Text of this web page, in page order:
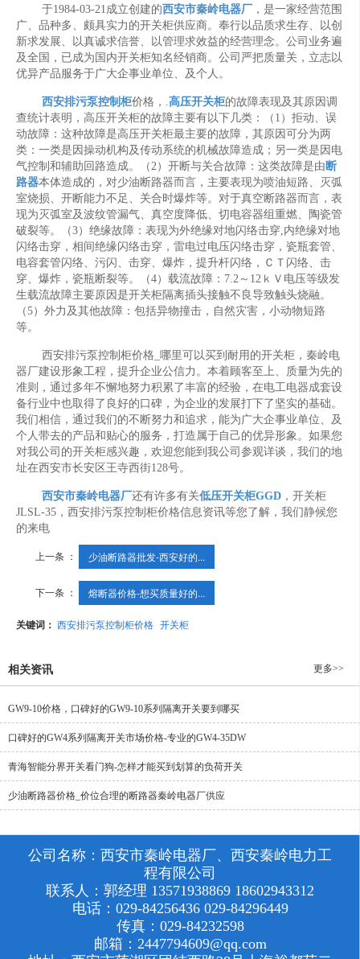
于1984-03-21成立创建的西安市秦岭电器厂，是一家经营范围
广、品种多、颇具实力的开关柜供应商。奉行以品质求生存、以创
新求发展、以真诚求信誉、以管理求效益的经营理念。公司业务遍
及全国，已成为国内开关柜知名经销商。公司严把质量关，立志以
优异产品服务于广大企事业单位、及个人。
西安排污泵控制柜价格，.高压开关柜的故障表现及其原因调
查统计表明，高压开关柜的故障主要有以下几类：（1）拒动、误
动故障：这种故障是高压开关柜最主要的故障，其原因可分为两
类：一类是因操动机构及传动系统的机械故障造成；另一类是因电
气控制和辅助回路造成。（2）开断与关合故障：这类故障是由 断
路器本体造成的，对少油断路器而言，主要表现为喷油短路、灭弧
室烧损、开断能力不足、关合时爆炸等。对于真空断路器而言，表
现为灭弧室及波纹管漏气、真空度降低、切电容器组重燃、陶瓷管
破裂等。（3）绝缘故障：表现为外绝缘对地闪络击穿,内绝缘对地
闪络击穿，相间绝缘闪络击穿，雷电过电压闪络击穿，瓷瓶套管、
电容套管闪络、污闪、击穿、爆炸，提升杆闪络，ＣＴ闪络、击
穿、爆炸，瓷瓶断裂等。（4）载流故障：7.2～12ｋＶ电压等级发
生载流故障主要原因是开关柜隔离插头接触不良导致触头烧融。
（5）外力及其他故障：包括异物撞击，自然灾害，小动物短路
等。
西安排污泵控制柜价格_哪里可以买到耐用的开关柜，秦岭电
器厂建设形象工程，提升企业公信力。本着顾客至上、质量为先的
准则，通过多年不懈地努力积累了丰富的经验，在电工电器成套设
备行业中也取得了良好的口碑，为企业的发展打下了坚实的基础。
我们相信，通过我们的不断努力和追求，能为广大企事业单位、及
个人带去的产品和贴心的服务，打造属于自己的优异形象。如果您
对我公司的开关柜感兴趣，欢迎您能到我公司参观详谈，我们的地
址在西安市长安区王寺西街128号。
西安市秦岭电器厂还有许多有关低压开关柜GGD，开关柜
JLSL-35，西安排污泵控制柜价格信息资讯等您了解，我们静候您
的来电
上一条 ： 少油断路器批发-西安好的...
下一条 ： 熔断器价格-想买质量好的...
关键词： 西安排污泵控制柜价格 开关柜
相关资讯 更多>>
GW9-10价格，口碑好的GW9-10系列隔离开关要到哪买
口碑好的GW4系列隔离开关市场价格-专业的GW4-35DW
青海智能分界开关看门狗-怎样才能买到划算的负荷开关
少油断路器价格_价位合理的断路器秦岭电器厂供应
公司名称：西安市秦岭电器厂、西安秦岭电力工
程有限公司
联系人：郭经理 13571938869 18602943312
电话：029-84256436 029-84296449
传真：029-84232598
邮箱：2447794609@qq.com